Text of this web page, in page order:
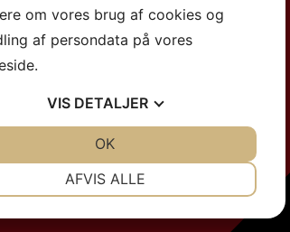
om vores brug af cookies og
af persondata på vores
VIS DETALJER
AFVIS ALLE
OK